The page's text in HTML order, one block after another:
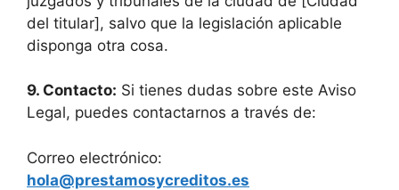
del titular], salvo que la legislación aplicable
disponga otra cosa.
9. Contacto: Si tienes dudas sobre este Aviso
Legal, puedes contactarnos a través de:
Correo electrónico:
hola@prestamosycreditos.es